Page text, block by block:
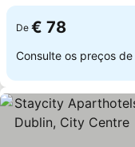
De € 78
Consulte os preços de